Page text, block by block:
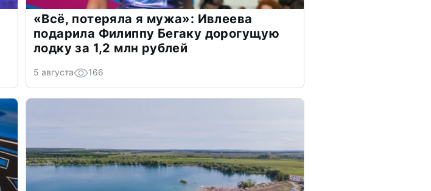
«Всё, потеряла я мужа»: Ивлеева
подарила Филиппу Бегаку дорогущую
лодку за 1,2 млн рублей
5 августа 166